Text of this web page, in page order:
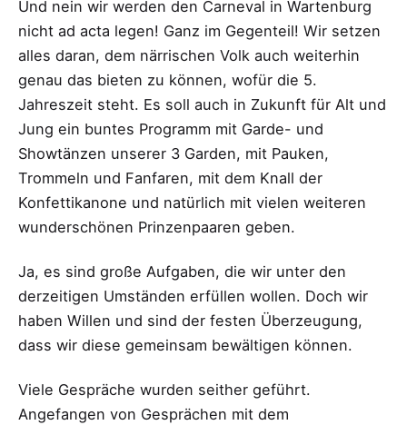
Und nein wir werden den Carneval in Wartenburg
nicht ad acta legen! Ganz im Gegenteil! Wir setzen
alles daran, dem närrischen Volk auch weiterhin
genau das bieten zu können, wofür die 5.
Jahreszeit steht. Es soll auch in Zukunft für Alt und
Jung ein buntes Programm mit Garde- und
Showtänzen unserer 3 Garden, mit Pauken,
Trommeln und Fanfaren, mit dem Knall der
Konfettikanone und natürlich mit vielen weiteren
wunderschönen Prinzenpaaren geben.
Ja, es sind große Aufgaben, die wir unter den
derzeitigen Umständen erfüllen wollen. Doch wir
haben Willen und sind der festen Überzeugung,
dass wir diese gemeinsam bewältigen können.
Viele Gespräche wurden seither geführt.
Angefangen von Gesprächen mit dem